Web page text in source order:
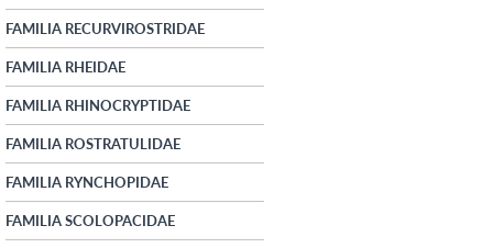
FAMILIA RECURVIROSTRIDAE
FAMILIA RHEIDAE
FAMILIA RHINOCRYPTIDAE
FAMILIA ROSTRATULIDAE
FAMILIA RYNCHOPIDAE
FAMILIA SCOLOPACIDAE